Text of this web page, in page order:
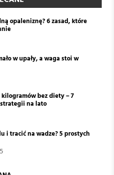
opaleniznę? 6 zasad, które
w upały, a waga stoi w
kilogramów bez diety – 7
na lato
i tracić na wadze? 5 prostych